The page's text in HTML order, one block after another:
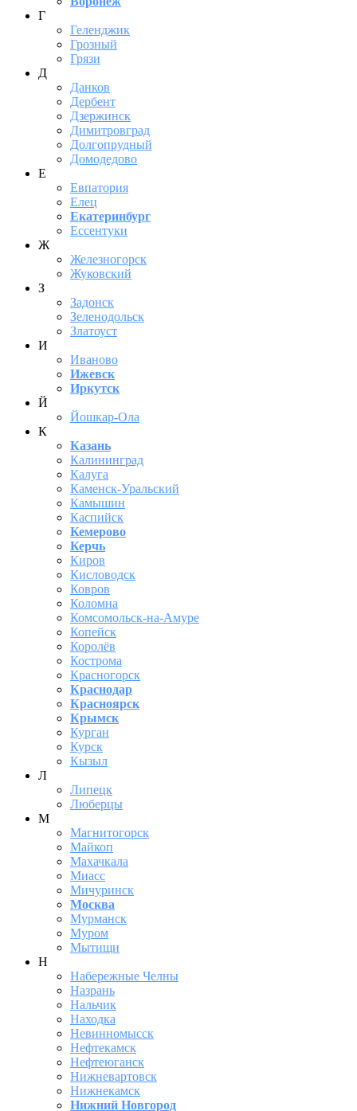
Г
Геленджик
Грозный
Грязи
Д
Данков
Дербент
Дзержинск
Димитровград
Долгопрудный
Домодедово
Е
Евпатория
Елец
Екатеринбург
Ессентуки
Ж
Железногорск
Жуковский
З
Задонск
Зеленодольск
Златоуст
И
Иваново
Ижевск
Иркутск
Й
Йошкар-Ола
К
Казань
Калининград
Калуга
Каменск-Уральский
Камышин
Каспийск
Кемерово
Керчь
Киров
Кисловодск
Ковров
Коломна
Комсомольск-на-Амуре
Копейск
Королёв
Кострома
Красногорск
Краснодар
Красноярск
Крымск
Курган
Курск
Кызыл
Л
Липецк
Люберцы
М
Магнитогорск
Майкоп
Махачкала
Миасс
Мичуринск
Москва
Мурманск
Муром
Мытищи
Н
Набережные Челны
Назрань
Нальчик
Находка
Невинномысск
Нефтекамск
Нефтеюганск
Нижневартовск
Нижнекамск
Нижний Новгород